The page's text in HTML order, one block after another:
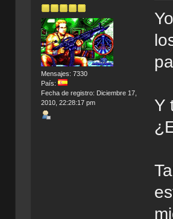
Mensajes: 7330
País:
Fecha de registro: Diciembre 17,
2010, 22:28:17 pm
Y